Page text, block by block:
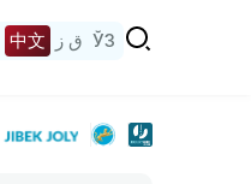
中文 ق ز ЎЗ